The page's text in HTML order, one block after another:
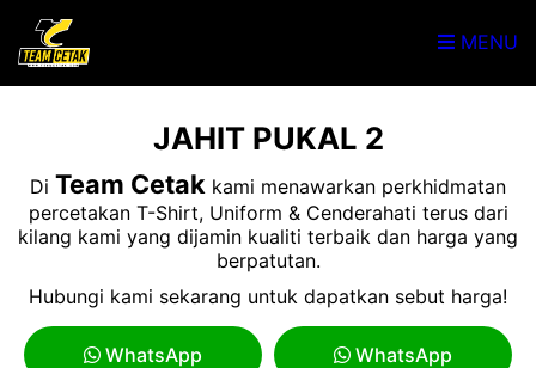
MENU
JAHIT PUKAL 2
Di Team Cetak kami menawarkan perkhidmatan
percetakan T-Shirt, Uniform & Cenderahati terus dari
kilang kami yang dijamin kualiti terbaik dan harga yang
berpatutan.
Hubungi kami sekarang untuk dapatkan sebut harga!
WhatsApp WhatsApp